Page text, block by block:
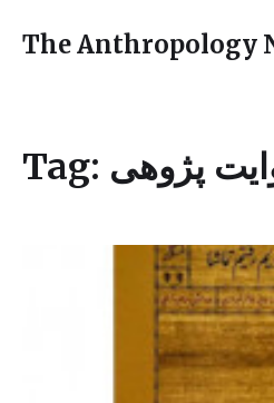
The Anthropology
Tag: پژوهی